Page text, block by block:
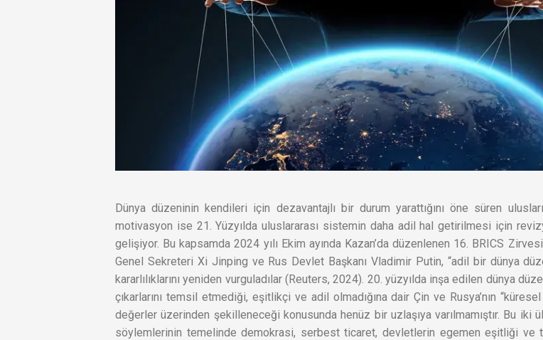
Dünya düzeninin kendileri için dezavantajlı bir durum yarattığını öne süren
motivasyon ise 21. Yüzyılda uluslararası sistemin daha adil hal getirilmesi için
gelişiyor. Bu kapsamda 2024 yılı Ekim ayında Kazan’da düzenlenen 16. BRICS
Genel Sekreteri Xi Jinping ve Rus Devlet Başkanı Vladimir Putin, “adil bir dünya
kararlılıklarını yeniden vurguladılar (Reuters, 2024). 20. yüzyılda inşa edilen dünya
çıkarlarını temsil etmediği, eşitlikçi ve adil olmadığına dair Çin ve Rusya’nın
değerler üzerinden şekilleneceği konusunda henüz bir uzlaşıya varılmamıştır. Bu iki
söylemlerinin temelinde demokrasi, serbest ticaret, devletlerin egemen eşitliği ve